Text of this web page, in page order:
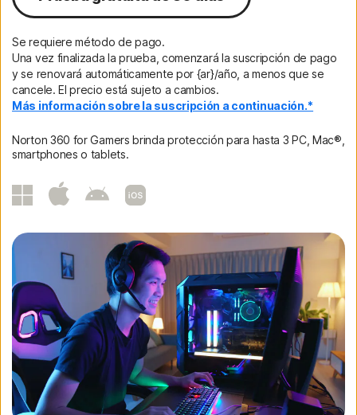
Se requiere método de pago.
Una vez finalizada la prueba, comenzará la suscripción de pago
y se renovará automáticamente por {ar}/año, a menos que se
cancele. El precio está sujeto a cambios.
Más información sobre la suscripción a continuación.*
Norton 360 for Gamers brinda protección para hasta 3 PC, Mac®,
smartphones o tablets.